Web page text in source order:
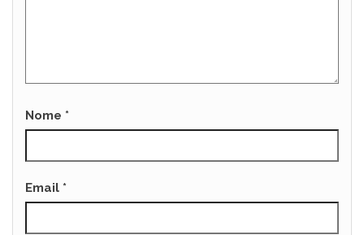
Nome *
Email *